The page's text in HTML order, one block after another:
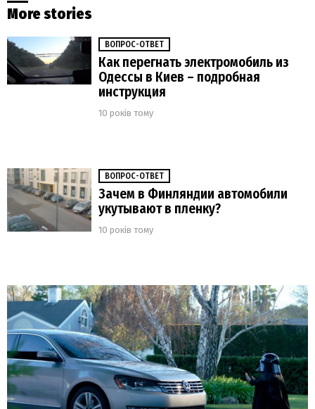
More stories
ВОПРОС-ОТВЕТ
Как перегнать электромобиль из
Одессы в Киев – подробная
инструкция
10 років тому
ВОПРОС-ОТВЕТ
Зачем в Финляндии автомобили
укутывают в пленку?
10 років тому